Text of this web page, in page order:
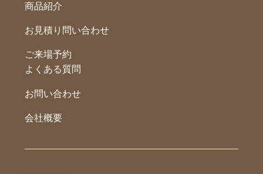
商品紹介
お見積り問い合わせ
ご来場予約
よくある質問
お問い合わせ
会社概要